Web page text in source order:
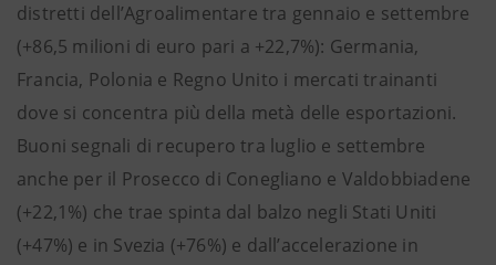
distretti dell’Agroalimentare tra gennaio e settembre
(+86,5 milioni di euro pari a +22,7%): Germania,
Francia, Polonia e Regno Unito i mercati trainanti
dove si concentra più della metà delle esportazioni.
Buoni segnali di recupero tra luglio e settembre
anche per il Prosecco di Conegliano e Valdobbiadene
(+22,1%) che trae spinta dal balzo negli Stati Uniti
(+47%) e in Svezia (+76%) e dall’accelerazione in